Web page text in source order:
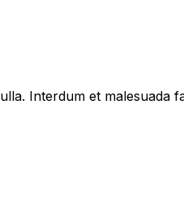
Interdum et malesuada